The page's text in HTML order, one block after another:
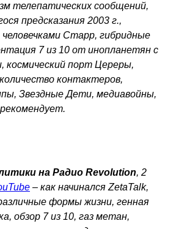
телепатических сообщений,
предсказания 2003 г.,
Старр, гибридные
7 из 10 от инопланетян с
космический порт Цереры,
контактеров,
Звездные Дети, медиавойны,
на Радио Revolution, 2
– как начинался ZetaTalk,
формы жизни, генная
обзор 7 из 10, газ метан,